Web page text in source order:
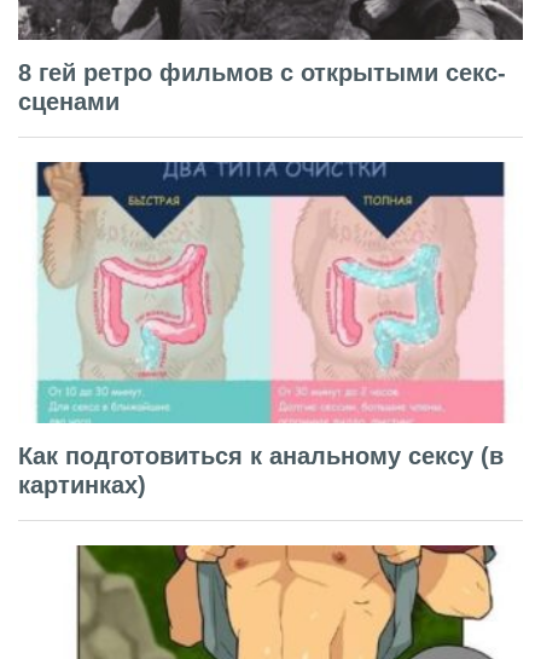
8 гей ретро фильмов с открытыми секс-
сценами
Как подготовиться к анальному сексу (в
картинках)